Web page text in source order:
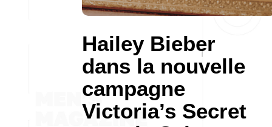
Hailey Bieber
dans la nouvelle
campagne
Victoria’s Secret